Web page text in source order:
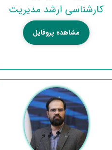
کارشناسی ارشد مدیریت
مشاهده پروفایل